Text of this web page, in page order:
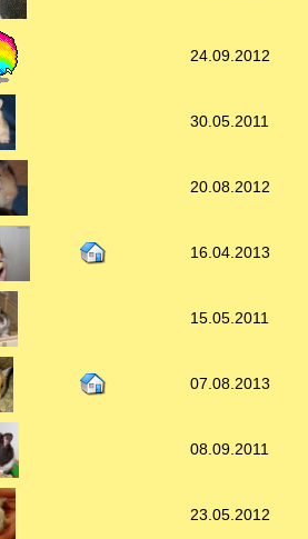
24.09.2012
30.05.2011
20.08.2012
16.04.2013
15.05.2011
07.08.2013
08.09.2011
23.05.2012